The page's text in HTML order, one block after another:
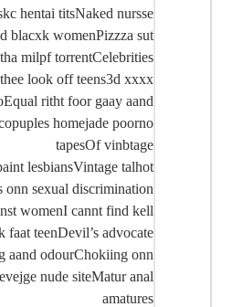
hentai titsNaked nursse
blacxk womenPizzza sut
milpf torrentCelebrities
look off teens3d xxxx
ritht foor gaay aand
homejade poorno
tapesOf vinbtage
lesbiansVintage talhot
onn sexual discrimination
womenI cannt find kell
faat teenDevil’s advocate
aand odourChokiing onn
nude siteMatur anal
amatures